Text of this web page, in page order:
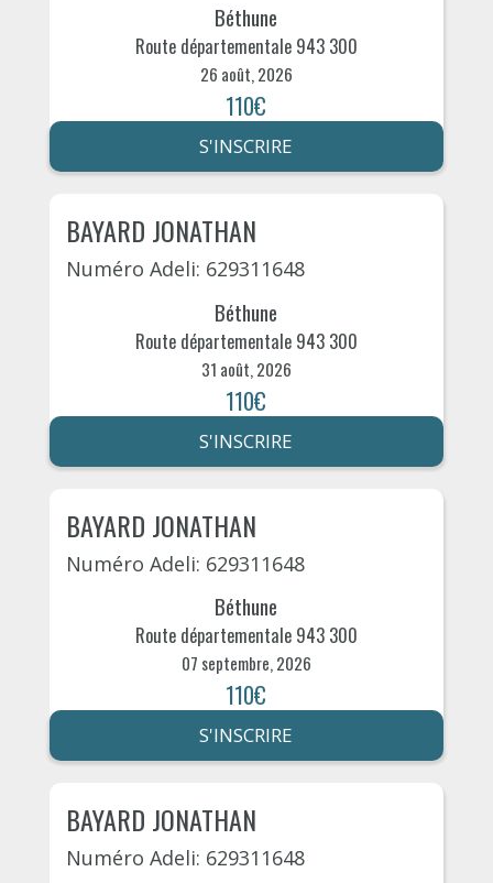
Béthune
Route départementale 943 300
26 août, 2026
110€
S'INSCRIRE
BAYARD JONATHAN
Numéro Adeli: 629311648
Béthune
Route départementale 943 300
31 août, 2026
110€
S'INSCRIRE
BAYARD JONATHAN
Numéro Adeli: 629311648
Béthune
Route départementale 943 300
07 septembre, 2026
110€
S'INSCRIRE
BAYARD JONATHAN
Numéro Adeli: 629311648